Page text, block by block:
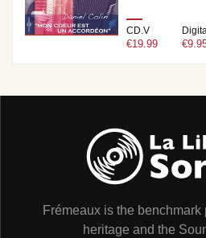
CD.V
€19.99
Frémeaux is the benchmark
heritage and the